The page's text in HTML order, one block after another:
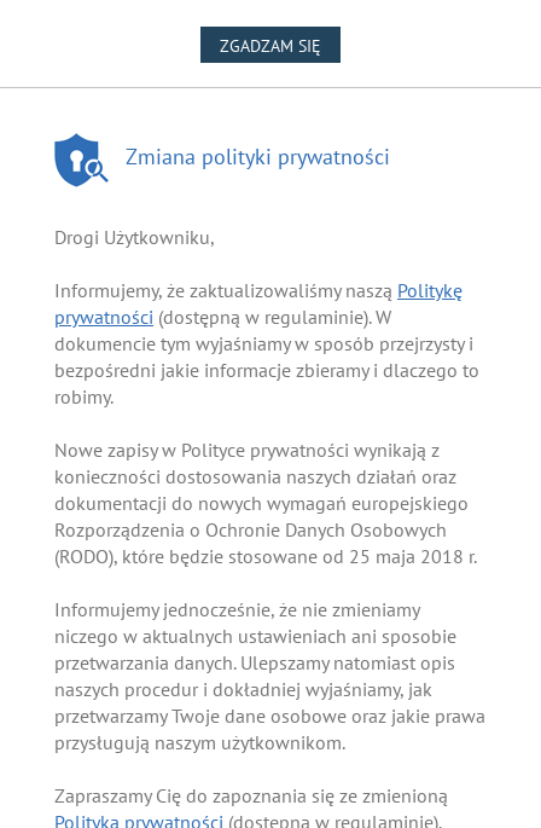
ZGADZAM SIĘ
Zmiana polityki prywatności
Drogi Użytkowniku,
Informujemy, że zaktualizowaliśmy naszą Politykę
prywatności (dostępną w regulaminie). W
dokumencie tym wyjaśniamy w sposób przejrzysty i
bezpośredni jakie informacje zbieramy i dlaczego to
robimy.
Nowe zapisy w Polityce prywatności wynikają z
konieczności dostosowania naszych działań oraz
dokumentacji do nowych wymagań europejskiego
Rozporządzenia o Ochronie Danych Osobowych
(RODO), które będzie stosowane od 25 maja 2018 r.
Informujemy jednocześnie, że nie zmieniamy
niczego w aktualnych ustawieniach ani sposobie
przetwarzania danych. Ulepszamy natomiast opis
naszych procedur i dokładniej wyjaśniamy, jak
przetwarzamy Twoje dane osobowe oraz jakie prawa
przysługują naszym użytkownikom.
Zapraszamy Cię do zapoznania się ze zmienioną
Polityką prywatności (dostępną w regulaminie).